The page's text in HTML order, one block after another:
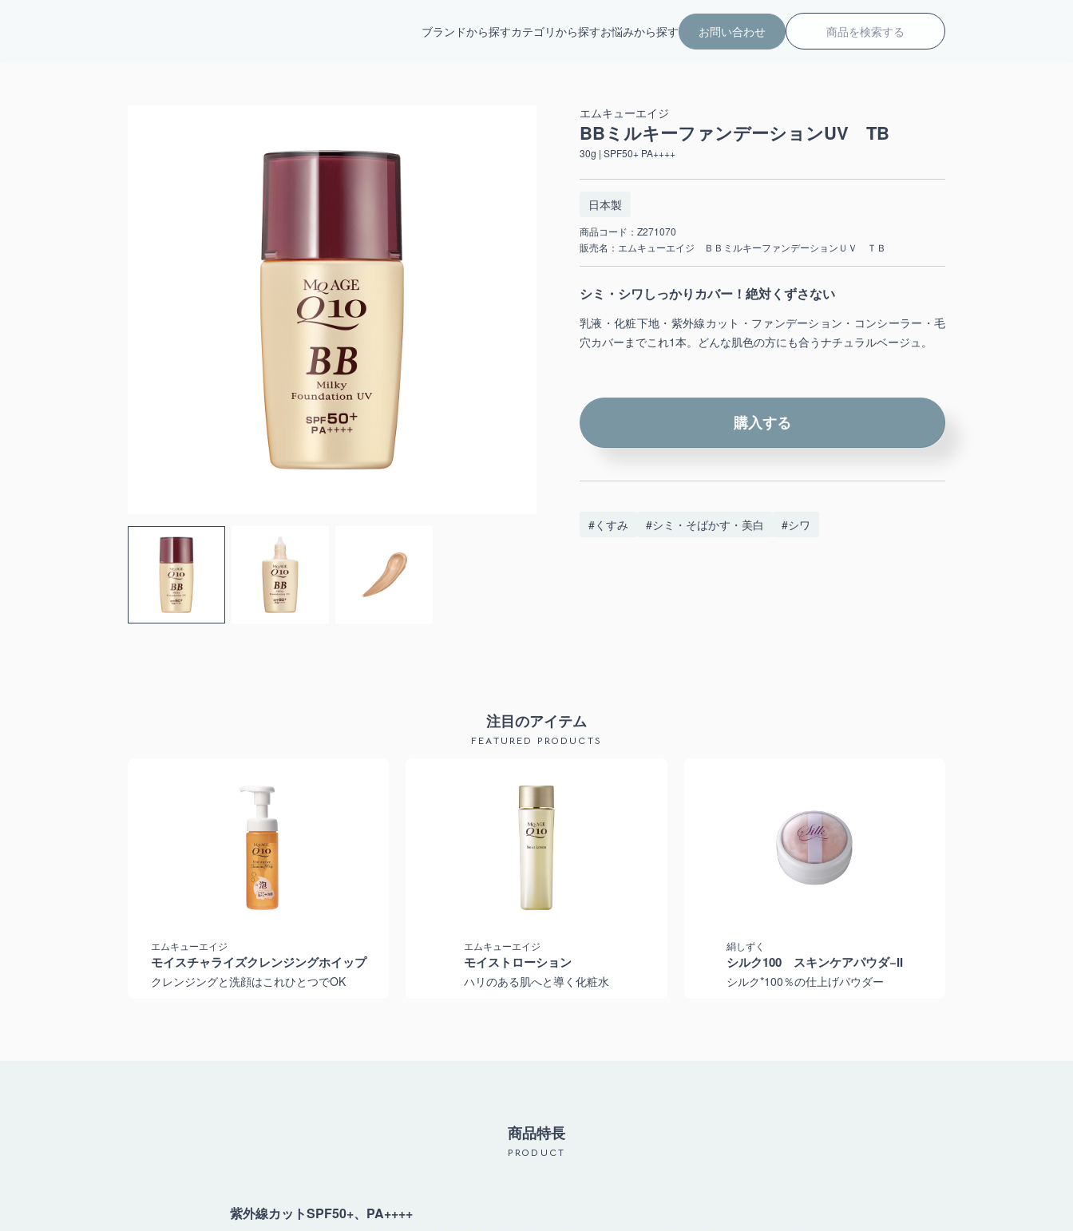
ブランドから探すカテゴリから探すお悩みから探す お問い合わせ
検
索
エムキューエイジ
BBミルキーファンデーションUV TB
30g | SPF50+ PA++++
日本製
商品コード：Z271070
販売名：エムキューエイジ ＢＢミルキーファンデーションＵＶ ＴＢ
シミ・シワしっかりカバー！絶対くずさない
乳液・化粧下地・紫外線カット・ファンデーション・コンシーラー・毛
穴カバーまでこれ1本。どんな肌色の方にも合うナチュラルベージュ。
購入する
#くすみ #シミ・そばかす・美白 #シワ
注目のアイテム
FEATURED PRODUCTS
エムキューエイジ
モイスチャライズクレンジングホイップ
クレンジングと洗顔はこれひとつでOK
エムキューエイジ
モイストローション
ハリのある肌へと導く化粧水
絹しずく
シルク100 スキンケアパウダ−II
シルク*100％の仕上げパウダー
商品特長
PRODUCT
紫外線カットSPF50+、PA++++